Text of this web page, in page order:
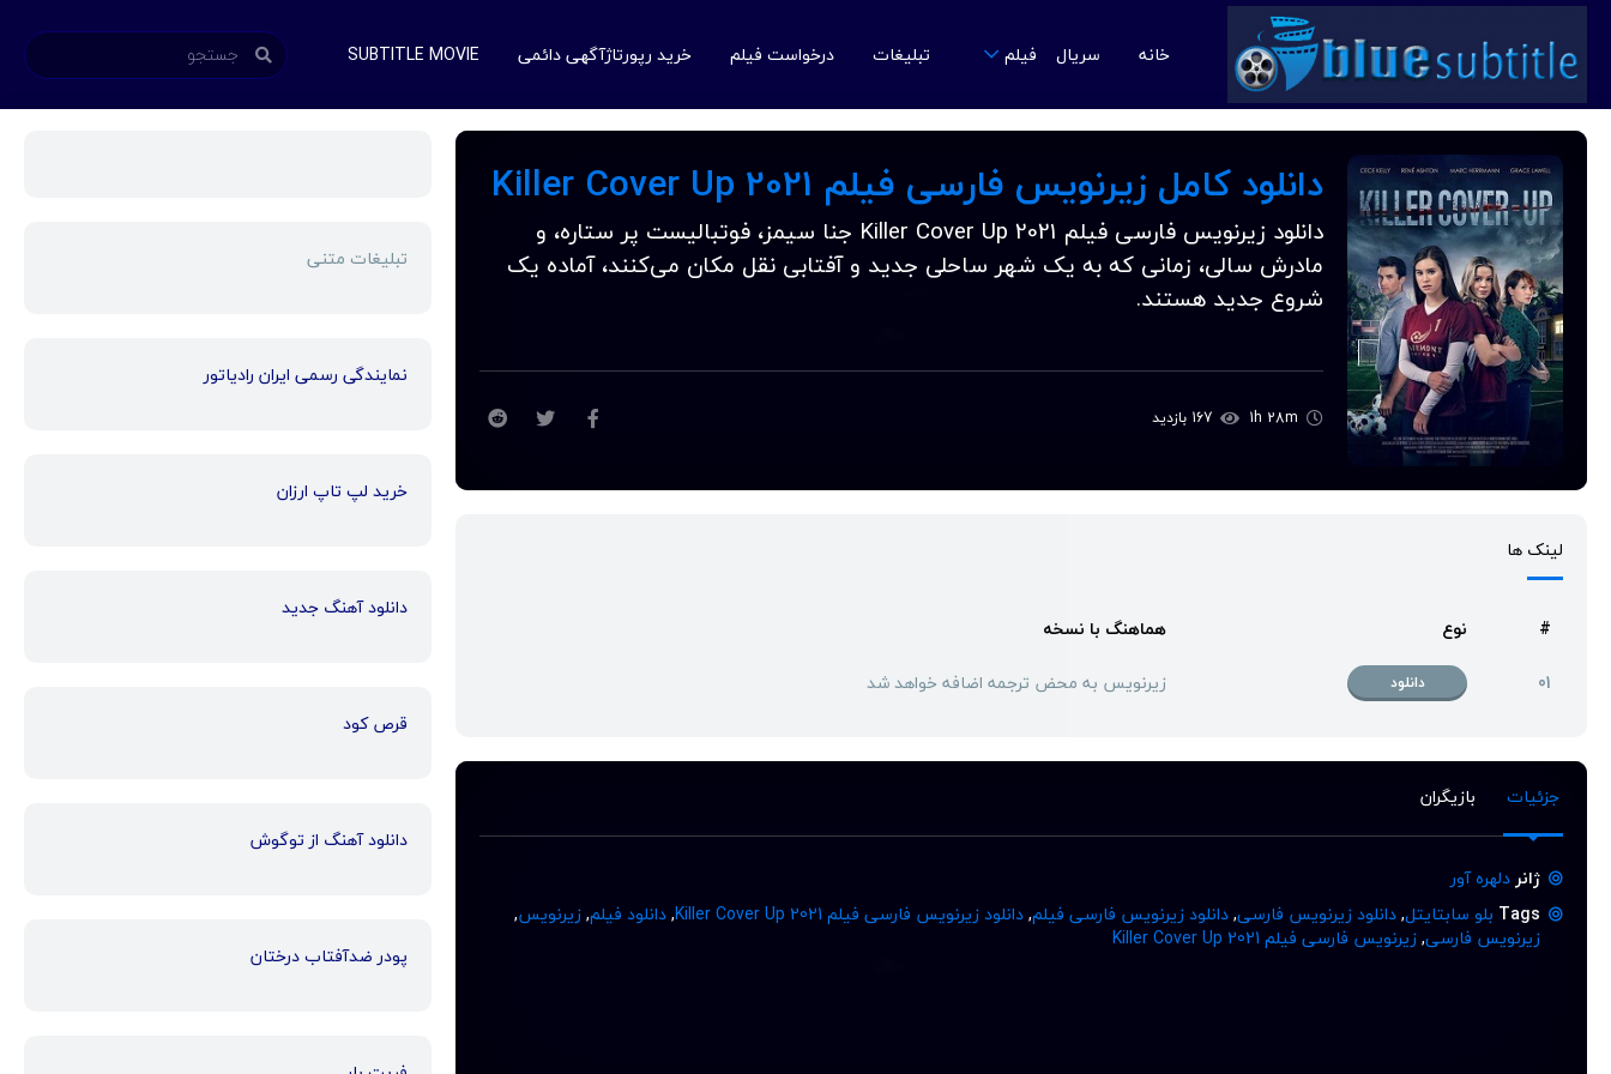
خانه سریال فیلم تبلیغات درخواست فیلم خرید رپورتاژآگهی دائمی SUBTITLE MOVIE
دانلود کامل زیرنویس فارسی فیلم Killer Cover Up 2021
دانلود زیرنویس فارسی فیلم Killer Cover Up 2021 جنا سیمز، فوتبالیست پر ستاره، و
مادرش سالی، زمانی که به یک شهر ساحلی جدید و آفتابی نقل مکان می‌کنند، آماده یک
شروع جدید هستند.
167 بازدید
لینک ها
# نوع
هماهنگ با نسخه
01
دانلود زیرنویس به محض ترجمه اضافه خواهد شد
جزئیات بازیگران
ژانردلهره آور
Tags بلو سابتایتل,دانلود زیرنویس فارسی,دانلود زیرنویس فارسی فیلم,دانلود زیرنویس فارسی فیلم Killer Cover Up 2021 ,دانلود فیلم,زیرنویس,
زیرنویس فارسی,زیرنویس فارسی فیلم Killer Cover Up 2021
تبلیغات متنی
نمایندگی رسمی ایران رادیاتور
خرید لپ تاپ ارزان
دانلود آهنگ جدید
قرص کود
دانلود آهنگ از توگوش
پودر ضدآفتاب درختان